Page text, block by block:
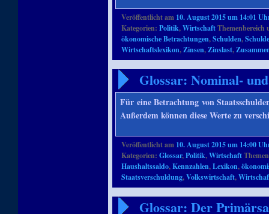
Veröffentlicht am 10. August 2015 um 14:01
Kategorien:Politik,Wirtschaft
ökonomische Betrachtungen,Schulden,
Wirtschaftslexikon,Zinsen,Zinslast,
Glossar: Nominal-
Für eine Betrachtung von
Außerdem können diese Werte zu
Veröffentlicht am 10. August 2015 um 14:00
Kategorien:Glossar,Politik,Wirtschaft
Haushaltssaldo,Kennzahlen,Lexikon,
Staatsverschuldung,Volkswirtschaft,
Glossar: Der